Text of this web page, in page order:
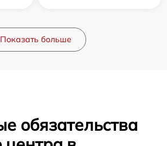
Показать больше
обязательства